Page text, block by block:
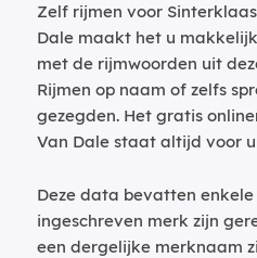
Zelf rijmen voor
Dale maakt het u
met de rijmwoorden uit
Rijmen op naam of zelfs
gezegden. Het gratis
Van Dale staat altijd voor
Deze data bevatten
ingeschreven merk zijn
een dergelijke merknaam